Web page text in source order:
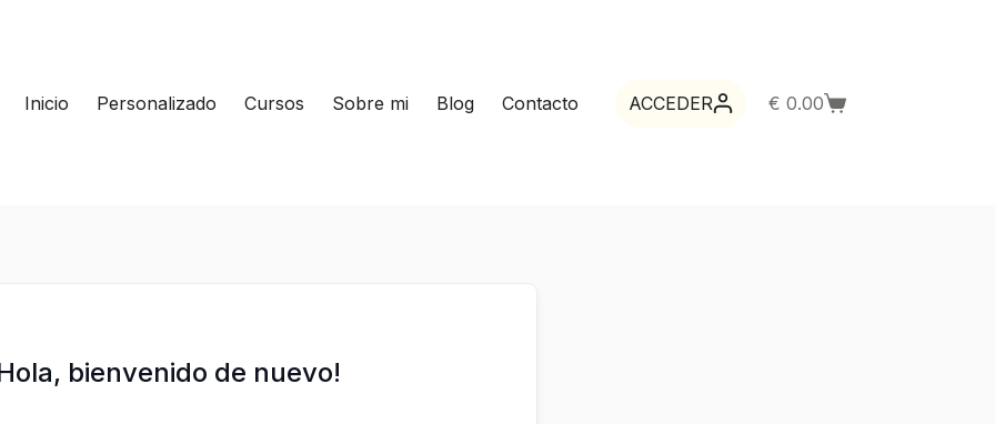
Inicio
Personalizado Cursos Sobre mi Blog Contacto ACCEDER
Carro
€ 0.00
bienvenido de nuevo!